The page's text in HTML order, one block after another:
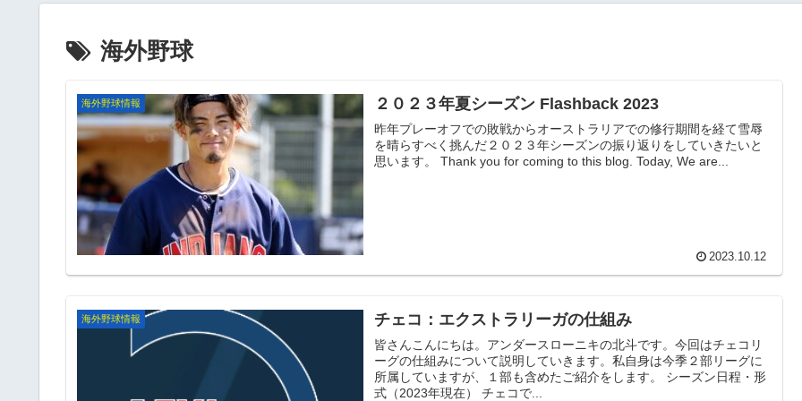
海外野球
海外野球情報 ２０２３年夏シーズン Flashback 2023
昨年プレーオフでの敗戦からオーストラリアでの修行期間を経て雪辱
を晴らすべく挑んだ２０２３年シーズンの振り返りをしていきたいと
思います。 Thank you for coming to this blog. Today, We are...
2023.10.12
海外野球情報 チェコ：エクストラリーガの仕組み
皆さんこんにちは。アンダースローニキの北斗です。今回はチェコリ
ーグの仕組みについて説明していきます。私自身は今季２部リーグに
所属していますが、１部も含めたご紹介をします。 シーズン日程・形
式（2023年現在） チェコで...